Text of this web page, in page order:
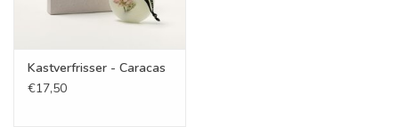
Kastverfrisser - Caracas
€17,50